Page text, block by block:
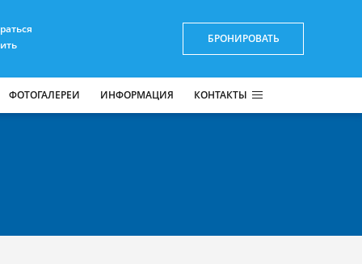
БРОНИРОВАТЬ
ФОТОГАЛЕРЕИ ИНФОРМАЦИЯ КОНТАКТЫ